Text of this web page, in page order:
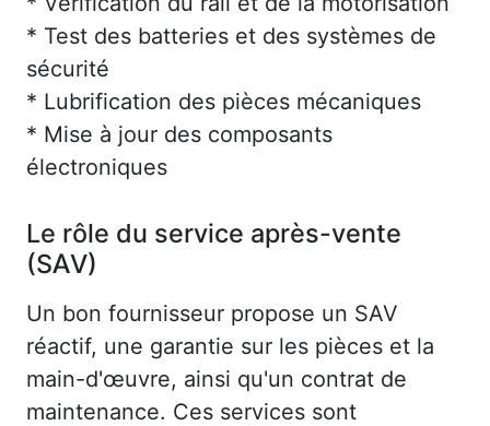
* Test des batteries et des systèmes de
sécurité
* Lubrification des pièces mécaniques
* Mise à jour des composants
électroniques
Le rôle du service après-vente
(SAV)
Un bon fournisseur propose un SAV
réactif, une garantie sur les pièces et la
main-d'œuvre, ainsi qu'un contrat de
maintenance. Ces services sont